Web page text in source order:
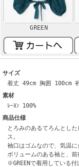
GREEN
サイズ
着丈 49cm 胸囲 100cm
素材
ﾚｰﾖﾝ 100%
商品仕様
とろみのあるてろんとし
ス。
袖口はゴムなので、気温に
ボリュームのある袖と、
※GREENで着用している付